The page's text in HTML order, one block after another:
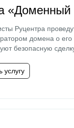
«Доменный
Руцентра
домена о
безопасную
услугу